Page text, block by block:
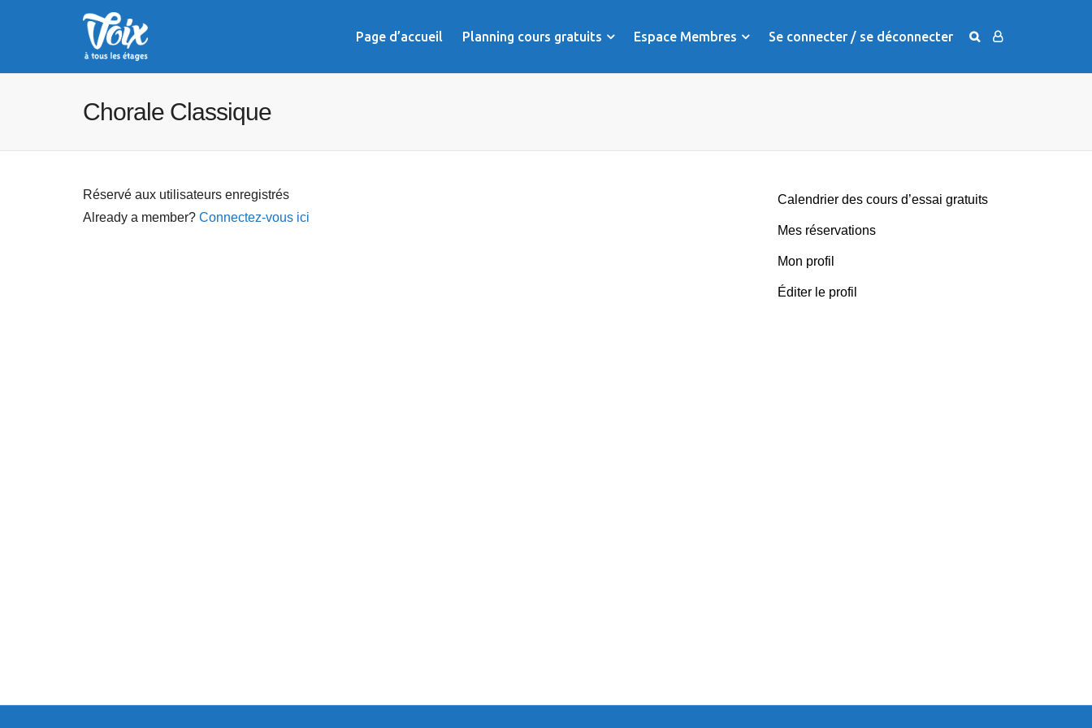
Page d’accueil Planning cours gratuits Espace Membres Se connecter / se déconnecter
Chorale Classique
Réservé aux utilisateurs enregistrés
Already a member? Connectez-vous ici
Calendrier des cours d’essai gratuits
Mes réservations
Mon profil
Éditer le profil